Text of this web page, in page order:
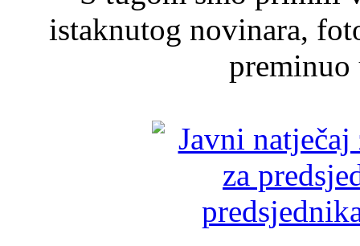
istaknutog novinara,